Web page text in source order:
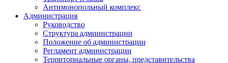
Антимонопольный комплекс
Администрация
Руководство
Структура администрации
Положение об администрации
Регламент администрации
Территориальные органы, представительства